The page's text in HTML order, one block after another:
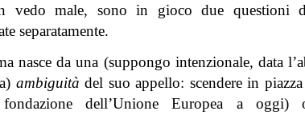
vedo male, sono in gioco due questioni
separatamente.
nasce da una (suppongo intenzionale, data
ambiguitàdel suo appello: scendere in
dell’Unione Europea a oggi)